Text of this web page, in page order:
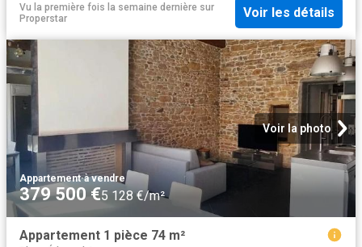
Vu la première fois la semaine dernière sur
Properstar
Voir les détails
Voir la photo
Appartement·à vendre
379 500 €5 128 €/m²
Appartement 1 pièce 74 m²